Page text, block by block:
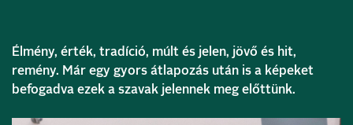
Élmény, érték, tradíció, múlt és jelen, jövő és hit,
remény. Már egy gyors átlapozás után is a képeket
befogadva ezek a szavak jelennek meg előttünk.